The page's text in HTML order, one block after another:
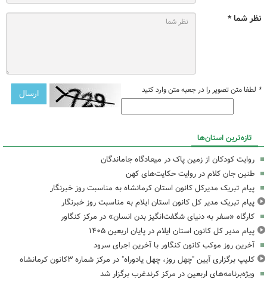
نظر شما *
* لطفا متن تصویر را در جعبه متن وارد کنید
تازه‌ترین استان‌ها
روایت کودکان از زمین پاک در میعادگاه جاماندگان
طنین جان کلام در روایت حکایت‌های کهن
پیام تبریک مدیرکل کانون استان کرمانشاه به مناسبت روز خبرنگار
پیام تبریک مدیر کل کانون استان ایلام به مناسبت روز خبرنگار
کارگاه «سفر به دنیای شگفت‌انگیز بدن انسان» در مرکز کنگاور
پیام مدیر کل کانون استان ایلام در پایان اربعین ۱۴۰۵
آخرین روز موکب کانون کنگاور با آخرین اجرای سرود
کلیپ برگزاری آیین "چهل روز، چهل یادوراه" در مرکز شماره ۳کانون کرمانشاه
ویژه‌برنامه‌های اربعین در مرکز کرندغرب برگزار شد